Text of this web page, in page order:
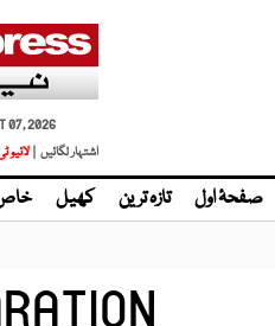
07, 2026
اشتہار لگائیں |
صفحۂ اول تازہ ترین کھیل